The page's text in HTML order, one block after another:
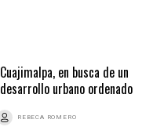
Cuajimalpa, en busca de un
desarrollo urbano ordenado
REBECA ROMERO